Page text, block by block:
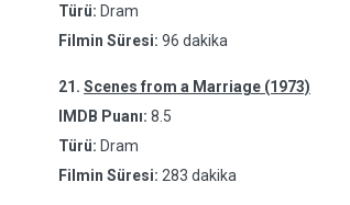
Türü: Dram
Filmin Süresi: 96 dakika
21. Scenes from a Marriage (1973)
IMDB Puanı: 8.5
Türü: Dram
Filmin Süresi: 283 dakika